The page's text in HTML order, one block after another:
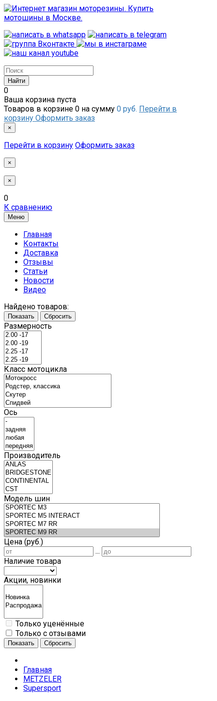
0
Ваша корзина пуста
Товаров в корзине 0 на сумму 0 руб. Перейти в
корзину Оформить заказ
×
Перейти в корзину Оформить заказ
×
×
0
К сравнению
Меню
Главная
Контакты
Доставка
Отзывы
Статьи
Новости
Видео
Найдено товаров:
Показать Сбросить
Размерность
Класс мотоцикла
Ось
Производитель
Модель шин
Цена (руб.)
...
Наличие товара
Акции, новинки
Только уценённые
Только с отзывами
Показать Сбросить
Главная
METZELER
Supersport